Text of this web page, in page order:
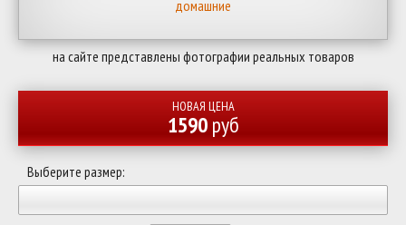
на сайте представлены фотографии реальных товаров
НОВАЯ ЦЕНА
1590руб
Выберите размер: